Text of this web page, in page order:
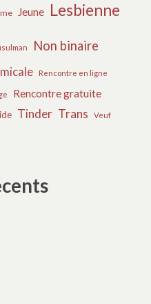
Jeune Lesbienne
Non binaire
Rencontre en ligne
Rencontre gratuite
Tinder Trans Veuf